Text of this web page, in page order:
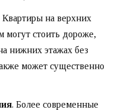
Квартиры на верхних
могут стоить дороже,
нижних этажах без
может существенно
. Более современные